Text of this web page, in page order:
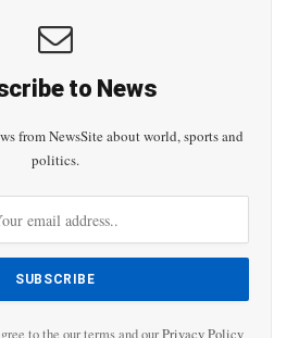
to News
from NewsSite about world, sports and
politics.